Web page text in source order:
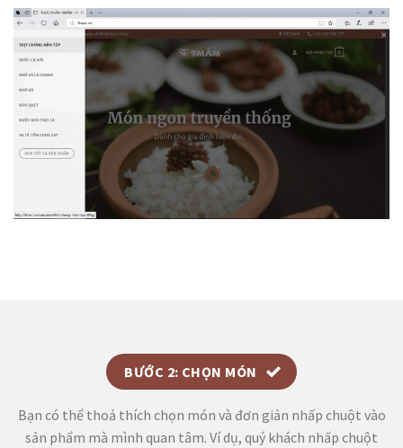
BƯỚC 2: CHỌN MÓN
Bạn có thể thoả thích chọn món và đơn giản nhấp chuột vào
sản phẩm mà mình quan tâm. Ví dụ, quý khách nhấp chuột